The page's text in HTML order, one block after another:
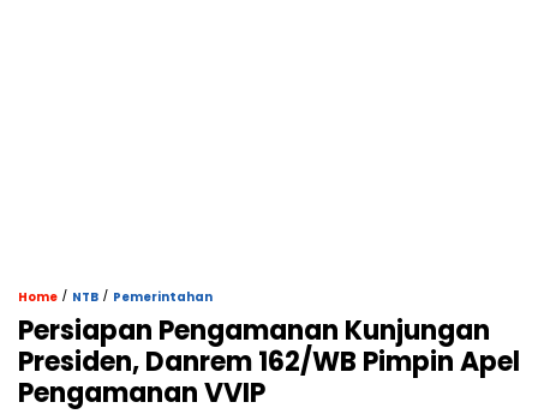
Home / NTB / Pemerintahan
Persiapan Pengamanan Kunjungan
Presiden, Danrem 162/WB Pimpin Apel
Pengamanan VVIP